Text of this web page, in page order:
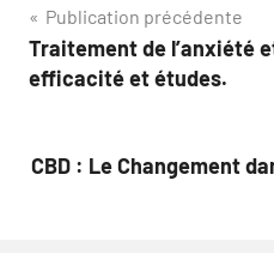
Navigation
de
Publication précédente
Traitement de l’anxiété
efficacité et études.
CBD : Le Changement